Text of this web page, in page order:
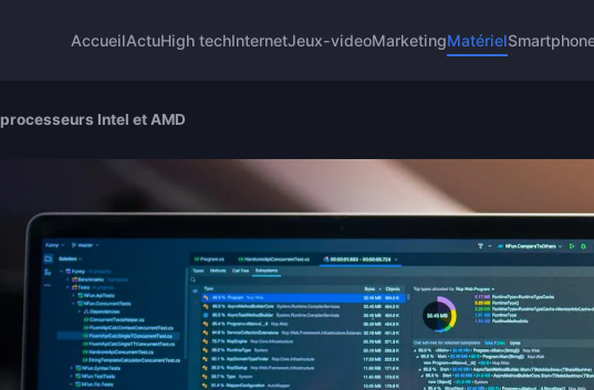
AccueilActuHigh techInternetJeux-videoMarketingMatériel
Intel et AMD